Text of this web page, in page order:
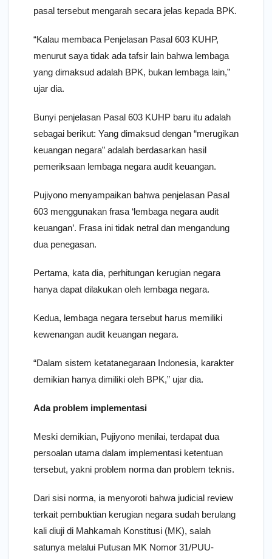
pasal tersebut mengarah secara jelas kepada BPK.
“Kalau membaca Penjelasan Pasal 603 KUHP,
menurut saya tidak ada tafsir lain bahwa lembaga
yang dimaksud adalah BPK, bukan lembaga lain,”
ujar dia.
Bunyi penjelasan Pasal 603 KUHP baru itu adalah
sebagai berikut: Yang dimaksud dengan “merugikan
keuangan negara” adalah berdasarkan hasil
pemeriksaan lembaga negara audit keuangan.
Pujiyono menyampaikan bahwa penjelasan Pasal
603 menggunakan frasa ‘lembaga negara audit
keuangan’. Frasa ini tidak netral dan mengandung
dua penegasan.
Pertama, kata dia, perhitungan kerugian negara
hanya dapat dilakukan oleh lembaga negara.
Kedua, lembaga negara tersebut harus memiliki
kewenangan audit keuangan negara.
“Dalam sistem ketatanegaraan Indonesia, karakter
demikian hanya dimiliki oleh BPK,” ujar dia.
Ada problem implementasi
Meski demikian, Pujiyono menilai, terdapat dua
persoalan utama dalam implementasi ketentuan
tersebut, yakni problem norma dan problem teknis.
Dari sisi norma, ia menyoroti bahwa judicial review
terkait pembuktian kerugian negara sudah berulang
kali diuji di Mahkamah Konstitusi (MK), salah
satunya melalui Putusan MK Nomor 31/PUU-